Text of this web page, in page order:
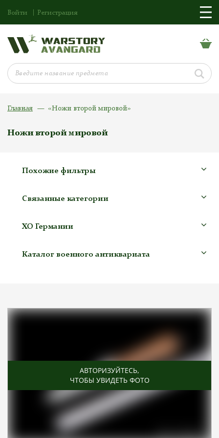
Войти Регистрация
Главная «Ножи второй мировой»
Ножи второй мировой
Похожие фильтры
Связанные категории
ХО Германии
Каталог военного антиквариата
АВТОРИЗУЙТЕСЬ,
ЧТОБЫ УВИДЕТЬ ФОТО